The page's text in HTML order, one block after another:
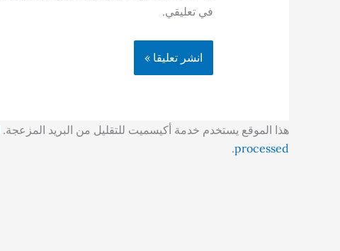
في تعليقي.
هذا الموقع يستخدم خدمة أكيسميت للتقليل من البريد المزعجة.
processed
.